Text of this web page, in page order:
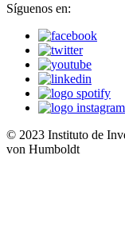
Síguenos en:
© 2023 Instituto de
von Humboldt